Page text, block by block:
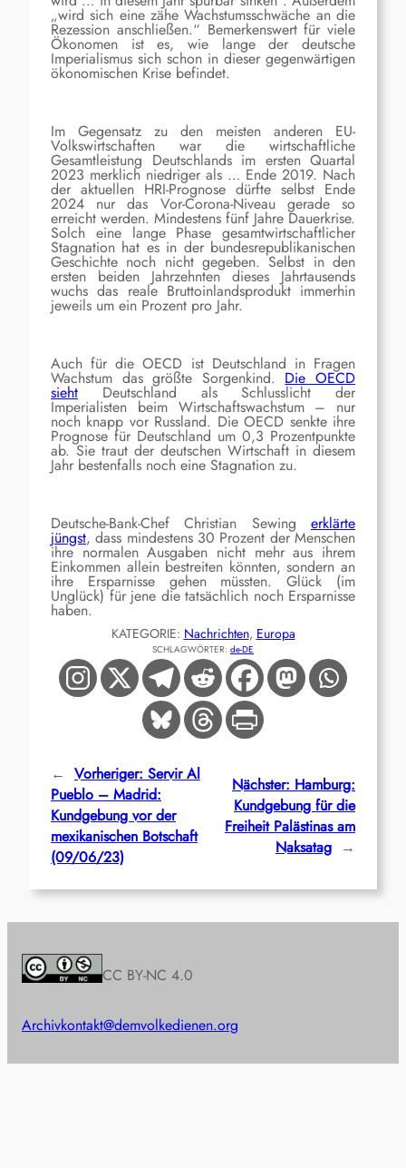
„wird sich eine zähe Wachstumsschwäche an die
Rezession anschließen.“ Bemerkenswert für viele
Ökonomen ist es, wie lange der deutsche
Imperialismus sich schon in dieser gegenwärtigen
ökonomischen Krise befindet.
Im Gegensatz zu den meisten anderen EU-
Volkswirtschaften war die wirtschaftliche
Gesamtleistung Deutschlands im ersten Quartal
2023 merklich niedriger als … Ende 2019. Nach
der aktuellen HRI-Prognose dürfte selbst Ende
2024 nur das Vor-Corona-Niveau gerade so
erreicht werden. Mindestens fünf Jahre Dauerkrise.
Solch eine lange Phase gesamtwirtschaftlicher
Stagnation hat es in der bundesrepublikanischen
Geschichte noch nicht gegeben. Selbst in den
ersten beiden Jahrzehnten dieses Jahrtausends
wuchs das reale Bruttoinlandsprodukt immerhin
jeweils um ein Prozent pro Jahr.
Auch für die OECD ist Deutschland in Fragen
Wachstum das größte Sorgenkind. Die OECD
sieht Deutschland als Schlusslicht der
Imperialisten beim Wirtschaftswachstum – nur
noch knapp vor Russland. Die OECD senkte ihre
Prognose für Deutschland um 0,3 Prozentpunkte
ab. Sie traut der deutschen Wirtschaft in diesem
Jahr bestenfalls noch eine Stagnation zu.
Deutsche-Bank-Chef Christian Sewing erklärte
jüngst, dass mindestens 30 Prozent der Menschen
ihre normalen Ausgaben nicht mehr aus ihrem
Einkommen allein bestreiten könnten, sondern an
ihre Ersparnisse gehen müssten. Glück (im
Unglück) für jene die tatsächlich noch Ersparnisse
haben.
KATEGORIE: Nachrichten, Europa
SCHLAGWÖRTER: de-DE
← Vorheriger: Servir Al
Pueblo – Madrid:
Kundgebung vor der
mexikanischen Botschaft
(09/06/23)
Nächster: Hamburg:
Kundgebung für die
Freiheit Palästinas am
Naksatag →
CC BY-NC 4.0
Archivkontakt@demvolkedienen.org